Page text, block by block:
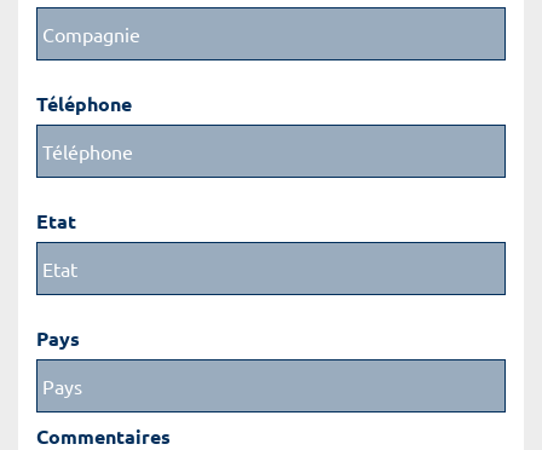
Téléphone
Etat
Pays
Commentaires